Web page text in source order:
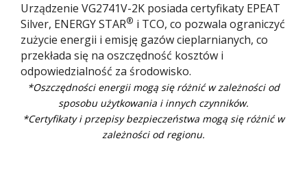
Urządzenie VG2741V-2K posiada certyfikaty EPEAT
Silver, ENERGY STAR® i TCO, co pozwala ograniczyć
zużycie energii i emisję gazów cieplarnianych, co
przekłada się na oszczędność kosztów i
odpowiedzialność za środowisko.
*Oszczędności energii mogą się różnić w zależności od
sposobu użytkowania i innych czynników.​
*Certyfikaty i przepisy bezpieczeństwa mogą się różnić w
zależności od regionu.